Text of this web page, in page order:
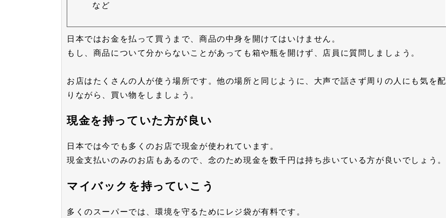
など
日本ではお金を払って買うまで、商品の中身を開けてはいけません。
もし、商品について分からないことがあっても箱や瓶を開けず、店員に質問しましょう。
お店はたくさんの人が使う場所です。他の場所と同じように、大声で話さず周りの人にも気を配
りながら、買い物をしましょう。
現金を持っていた方が良い
日本では今でも多くのお店で現金が使われています。
現金支払いのみのお店もあるので、念のため現金を数千円は持ち歩いている方が良いでしょう。
マイバックを持っていこう
多くのスーパーでは、環境を守るためにレジ袋が有料です。